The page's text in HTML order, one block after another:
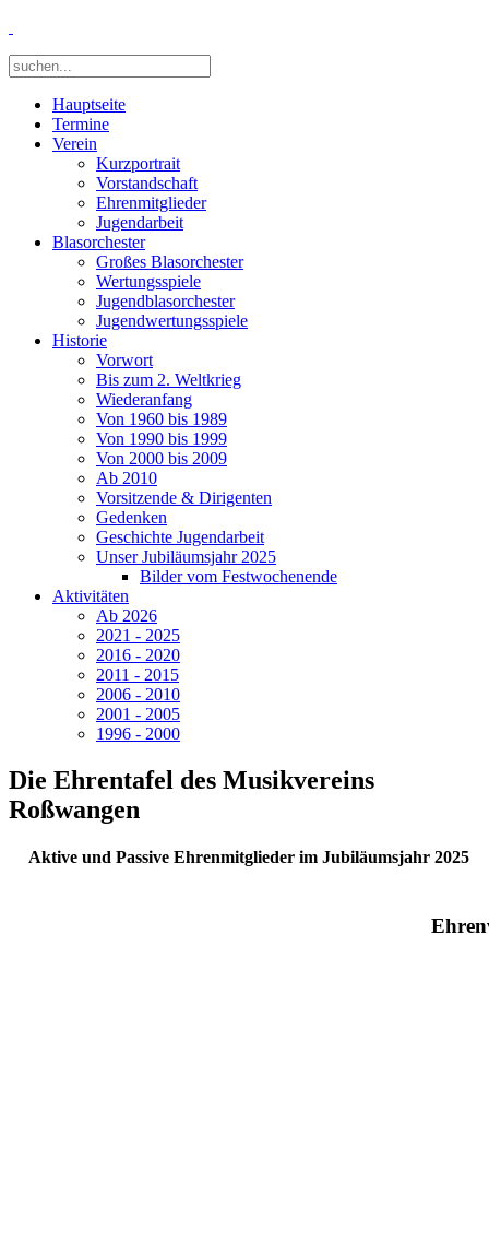
Hauptseite
Termine
Verein
Kurzportrait
Vorstandschaft
Ehrenmitglieder
Jugendarbeit
Blasorchester
Großes Blasorchester
Wertungsspiele
Jugendblasorchester
Jugendwertungsspiele
Historie
Vorwort
Bis zum 2. Weltkrieg
Wiederanfang
Von 1960 bis 1989
Von 1990 bis 1999
Von 2000 bis 2009
Ab 2010
Vorsitzende & Dirigenten
Gedenken
Geschichte Jugendarbeit
Unser Jubiläumsjahr 2025
Bilder vom Festwochenende
Aktivitäten
Ab 2026
2021 - 2025
2016 - 2020
2011 - 2015
2006 - 2010
2001 - 2005
1996 - 2000
Die Ehrentafel des Musikvereins
Roßwangen
Aktive und Passive Ehrenmitglieder im Jubiläumsjahr 2025